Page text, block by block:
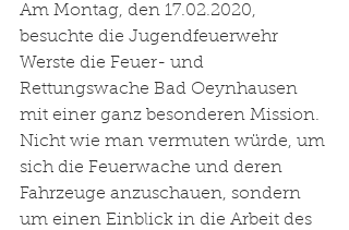
Am Montag, den 17.02.2020,
besuchte die Jugendfeuerwehr
Werste die Feuer- und
Rettungswache Bad Oeynhausen
mit einer ganz besonderen Mission.
Nicht wie man vermuten würde, um
sich die Feuerwache und deren
Fahrzeuge anzuschauen, sondern
um einen Einblick in die Arbeit des